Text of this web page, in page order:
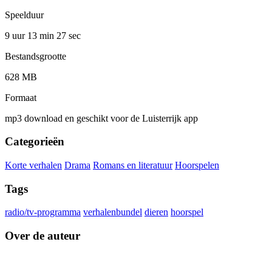
Speelduur
9 uur 13 min 27 sec
Bestandsgrootte
628 MB
Formaat
mp3 download en geschikt voor de Luisterrijk app
Categorieën
Korte verhalen Drama Romans en literatuur Hoorspelen
Tags
radio/tv-programma verhalenbundel dieren hoorspel
Over de auteur